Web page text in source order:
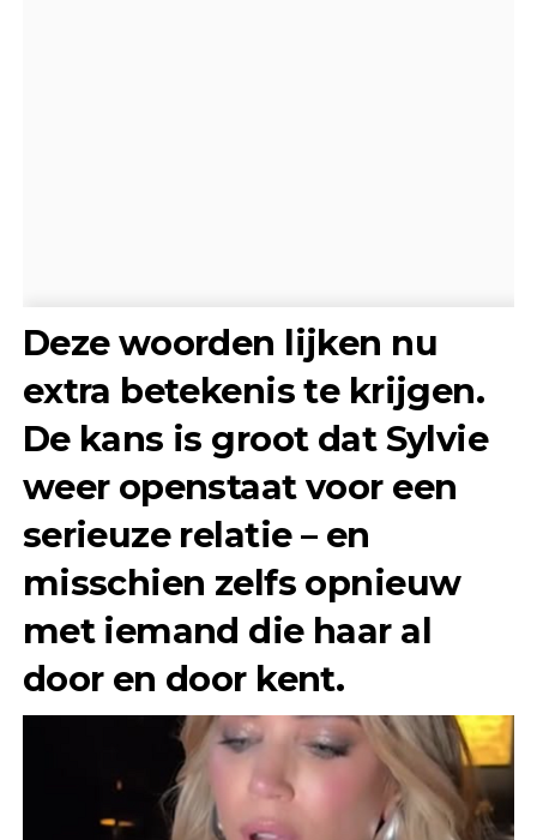
Deze woorden lijken nu
extra betekenis te krijgen.
De kans is groot dat Sylvie
weer openstaat voor een
serieuze relatie – en
misschien zelfs opnieuw
met iemand die haar al
door en door kent.